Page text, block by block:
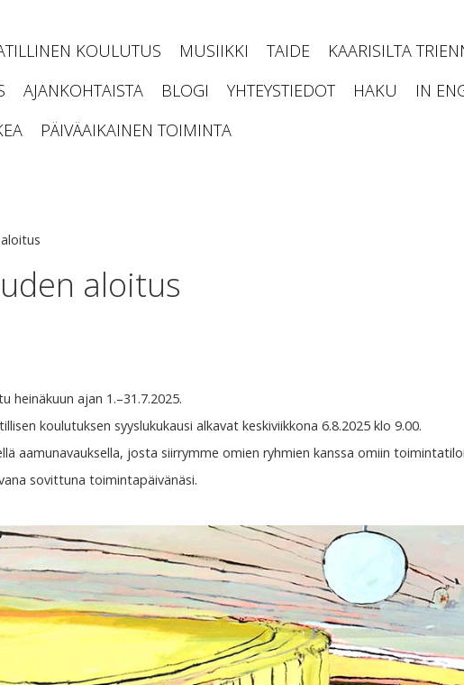
KOULUTUS MUSIIKKI TAIDE KAARISILTA
AJANKOHTAISTA BLOGI YHTEYSTIEDOT HAKU IN
PÄIVÄAIKAINEN TOIMINTA
aloitus
heinäkuun ajan 1.–31.7.2025.
koulutuksen syyslukukausi alkavat keskiviikkona 6.8.2025 klo 9.00.
aamunavauksella, josta siirrymme omien ryhmien kanssa omiin
sovittuna toimintapäivänäsi.